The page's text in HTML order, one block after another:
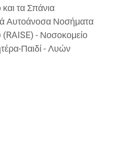
τα Σπάνια
Αυτοάνοσα Νοσήματα
(RAISE) - Νοσοκομείο
Παιδί - Λυών